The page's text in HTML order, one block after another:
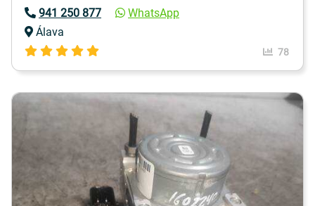
941 250 877
WhatsApp
Álava
78